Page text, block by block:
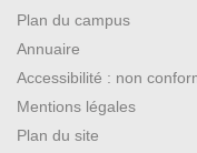
Plan du campus
Annuaire
Accessibilité : non
Mentions légales
Plan du site